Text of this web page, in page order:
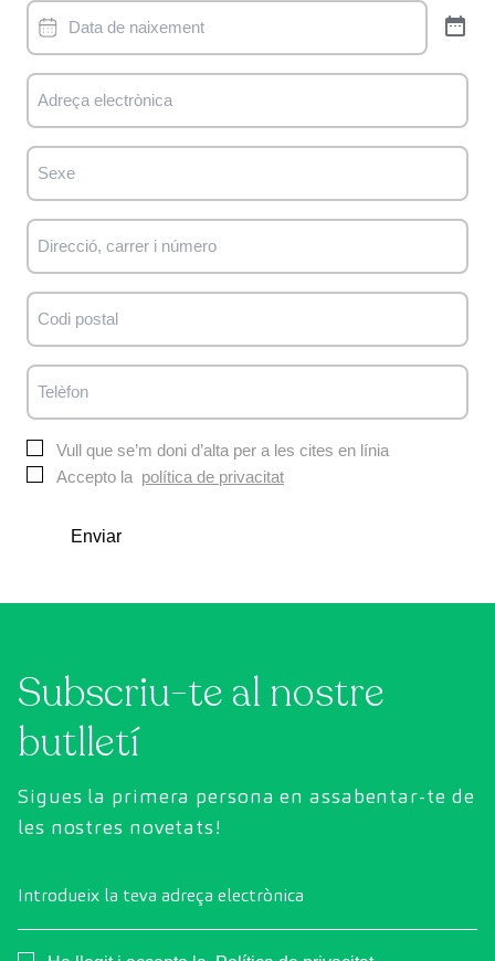
Data
de
Adreça
electrònica
Sexe
Direcció,
carrer
número
Codi
postal
Telèfon
nombre
Vull que se’m doni d’alta per a les cites en línia
Accepto la política de privacitat
Enviar
Subscriu-te al nostre
butlletí
Sigues la primera persona en assabentar-te de
les nostres novetats!
Introdueix la teva adreça electrònica